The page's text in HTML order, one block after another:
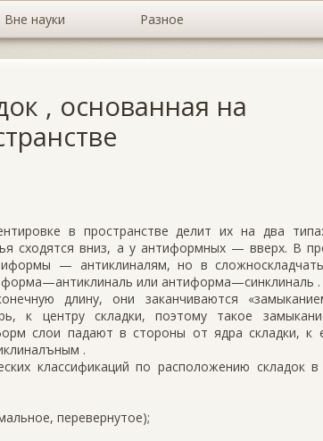
Вне науки Разное
, основанная на
в пространстве де­лит их на два
сходятся вниз, а у антиформных — вверх. В
— антиклиналям, но в
или антиформа—синклиналь .
длину, они заканчи­ваются
к центру складки, поэтому такое
слои падают в стороны от ядра складки, к
.
классификаций по расположению складок в
перевернутое);